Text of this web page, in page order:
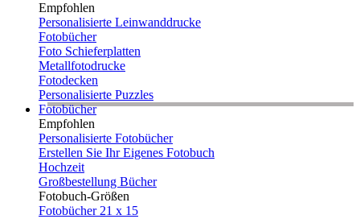
Empfohlen
Personalisierte Leinwanddrucke
Fotobücher
Foto Schieferplatten
Metallfotodrucke
Fotodecken
Personalisierte Puzzles
Fotobücher
Empfohlen
Personalisierte Fotobücher
Erstellen Sie Ihr Eigenes Fotobuch
Hochzeit
Großbestellung Bücher
Fotobuch-Größen
Fotobücher 21 x 15